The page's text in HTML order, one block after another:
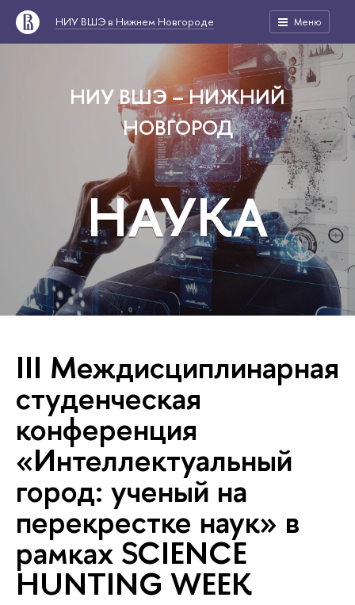
НИУ ВШЭ в Нижнем Новгороде Меню
НИУ ВШЭ – НИЖНИЙ
НОВГОРОД
НАУКА
III Междисциплинарная
студенческая
конференция
«Интеллектуальный
город: ученый на
перекрестке наук» в
рамках SCIENCE
HUNTING WEEK